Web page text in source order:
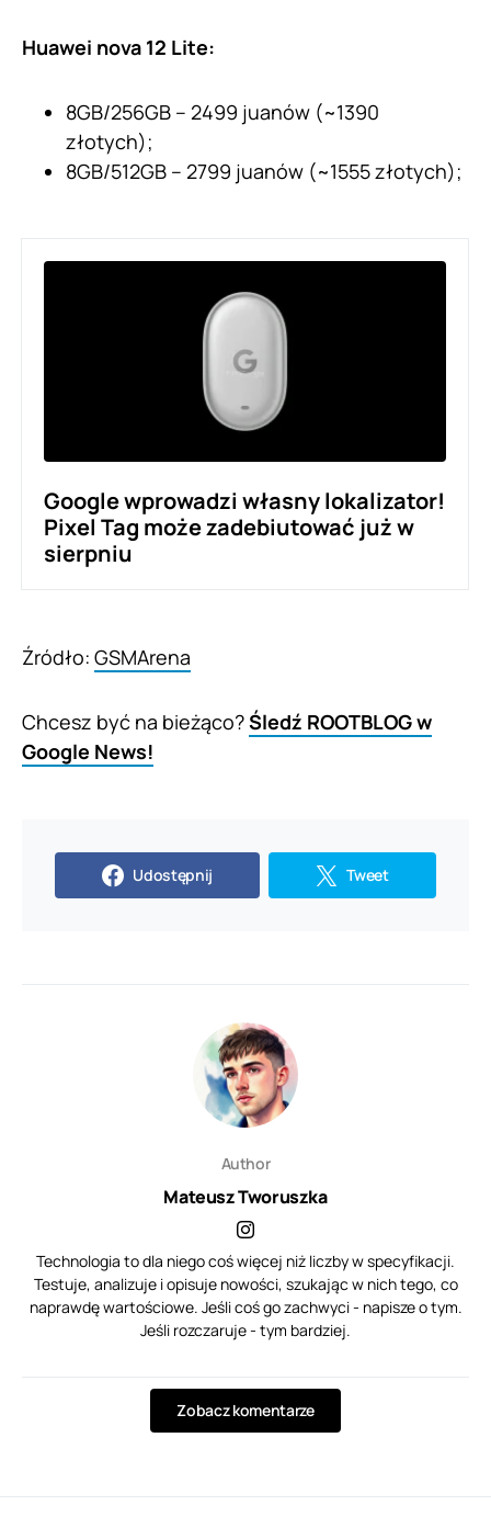
Huawei nova 12 Lite:
8GB/256GB – 2499 juanów (~1390
złotych);
8GB/512GB – 2799 juanów (~1555 złotych);
Google wprowadzi własny lokalizator!
Pixel Tag może zadebiutować już w
sierpniu
Źródło: GSMArena
Chcesz być na bieżąco?Śledź ROOTBLOG w
Google News!
Udostępnij Tweet
Author
Mateusz Tworuszka
Technologia to dla niego coś więcej niż liczby w specyfikacji.
Testuje, analizuje i opisuje nowości, szukając w nich tego, co
naprawdę wartościowe. Jeśli coś go zachwyci - napisze o tym.
Jeśli rozczaruje - tym bardziej.
Zobacz komentarze